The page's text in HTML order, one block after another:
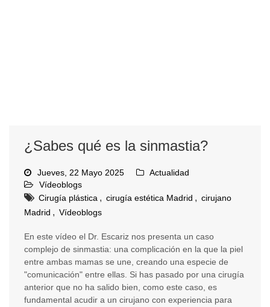
¿Sabes qué es la sinmastia?
Jueves, 22 Mayo 2025
Actualidad
Vídeoblogs
Cirugía plástica , cirugía estética Madrid , cirujano
Madrid , Vídeoblogs
En este vídeo el Dr. Escariz nos presenta un caso
complejo de sinmastia: una complicación en la que la piel
entre ambas mamas se une, creando una especie de
"comunicación" entre ellas. Si has pasado por una cirugía
anterior que no ha salido bien, como este caso, es
fundamental acudir a un cirujano con experiencia para